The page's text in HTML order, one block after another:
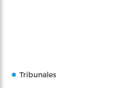
Tribunales